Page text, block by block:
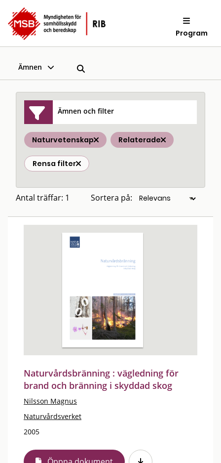
Program
Ämnen
Ämnen och filter
Naturvetenskap Relaterade
Rensa filter
Antal träffar: 1 Sortera på:
Naturvårdsbränning : vägledning för
brand och bränning i skyddad skog
Nilsson Magnus
Naturvårdsverket
2005